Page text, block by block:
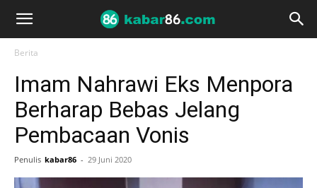
Berita
Imam Nahrawi Eks Menpora
Berharap Bebas Jelang
Pembacaan Vonis
Penulis kabar86 - 29 Juni 2020